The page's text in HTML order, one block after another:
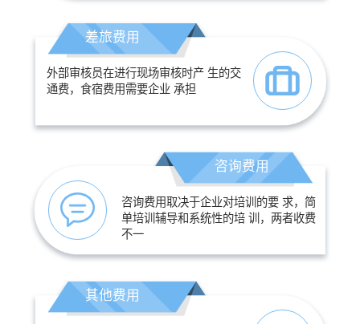
差旅费用
外部审核员在进行现场审核时产 生的交
通费，食宿费用需要企业 承担
咨询费用
咨询费用取决于企业对培训的要 求，简
单培训辅导和系统性的培 训，两者收费
不一
其他费用